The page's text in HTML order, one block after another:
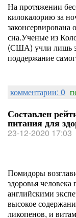
На протяжении
килокалорию за
законсервирована
сна.Ученые из
(США) учли лишь
поддержание
комментарии: 0
Составлен
питания для
23-12-2020 17:03
Помидоры
здоровья
английскими
высокое
ликопенов, и